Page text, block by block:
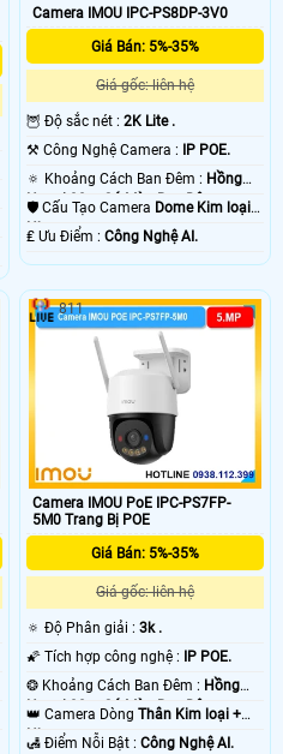
Camera IMOU IPC-PS8DP-3V0
Giá Bán: 5%-35%
Giá gốc: liên hệ
🦉 Độ sắc nét :2K Lite .
⚒ Công Nghệ Camera : IP POE.
🔅 Khoảng Cách Ban Đêm : Hồng
Ngoại 30m Có Màu Ban Ðêm.
🛡 Cấu Tạo Camera Dome Kim loại +
Nhựa.
️₤ Ưu Điểm :Công Nghệ AI.
Camera IMOU PoE IPC-PS7FP-
5M0 Trang Bị POE
Giá Bán: 5%-35%
Giá gốc: liên hệ
🔅 Độ Phân giải :3k .
🌠 Tích hợp công nghệ :
IP POE.
❂ Khoảng Cách Ban Đêm : Hồng
Ngoại 30m Có Màu Ban Ðêm.
👑 Camera DòngThân Kim loại +
Nhựa.
️🛃 Điểm Nỗi Bật :Công Nghệ AI.
811